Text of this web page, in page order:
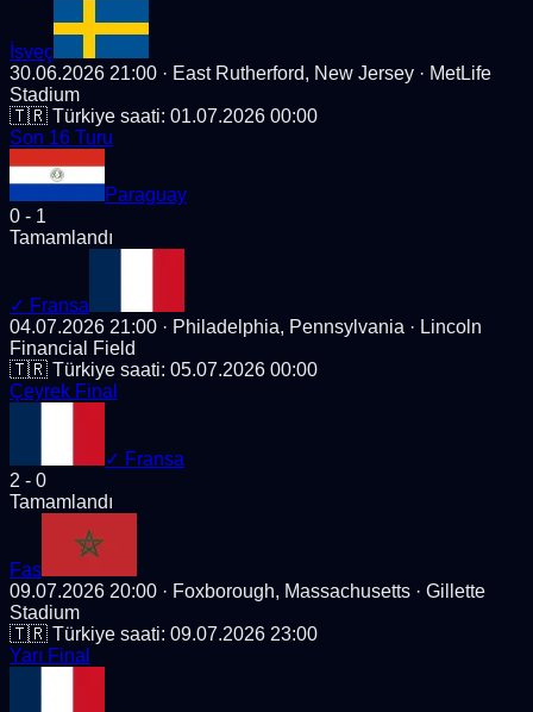
İsveç
30.06.2026 21:00 · East Rutherford, New Jersey · MetLife
Stadium
🇹🇷 Türkiye saati: 01.07.2026 00:00
Son 16 Turu
Paraguay
0 - 1
Tamamlandı
✓ Fransa
04.07.2026 21:00 · Philadelphia, Pennsylvania · Lincoln
Financial Field
🇹🇷 Türkiye saati: 05.07.2026 00:00
Çeyrek Final
✓ Fransa
2 - 0
Tamamlandı
Fas
09.07.2026 20:00 · Foxborough, Massachusetts · Gillette
Stadium
🇹🇷 Türkiye saati: 09.07.2026 23:00
Yarı Final